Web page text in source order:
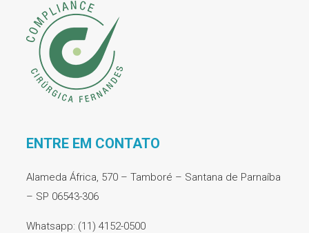
ENTRE EM CONTATO
Alameda África, 570 – Tamboré – Santana de Parnaíba
– SP 06543-306
Whatsapp: (11) 4152-0500